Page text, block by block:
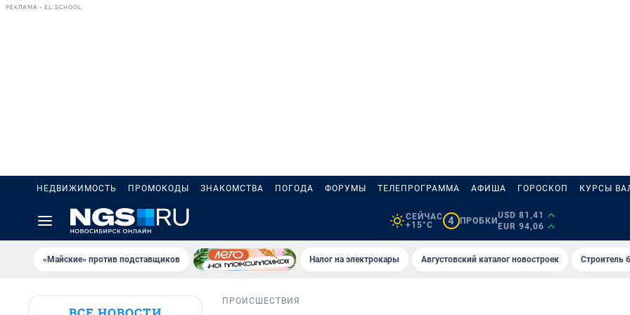
РЕКЛАМА • EL.SCHOOL
НЕДВИЖИМОСТЬ ПРОМОКОДЫ ЗНАКОМСТВА ПОГОДА ФОРУМЫ ТЕЛЕПРОГРАММА АФИША ГОРОСКОП КУРСЫ
СЕЙЧАС
+15°C
4 ПРОБКИ
USD 81,41
EUR 94,06
«Майские» против подставщиков Налог на электрокары Августовский каталог новостроек Строитель
ПРОИСШЕСТВИЯ